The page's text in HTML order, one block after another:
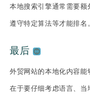
本地搜索引擎通常需要额
遵守特定算法等才能排名。
最后
外贸网站的本地化内容
在于要仔细考虑语言、